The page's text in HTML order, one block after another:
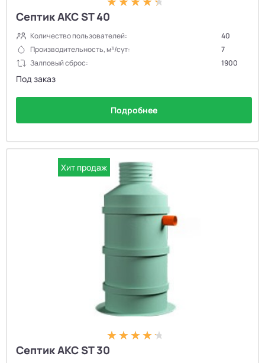
Септик АКС ST 40
Количество пользователей:
40
Производительность, м³/сут:
7
Залповый сброс:
1900
Под заказ
Подробнее
Хит продаж
Септик АКС ST 30